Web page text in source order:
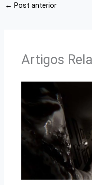
← Post anterior
Artigos